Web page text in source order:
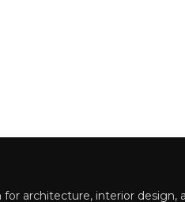
architecture, interior design,